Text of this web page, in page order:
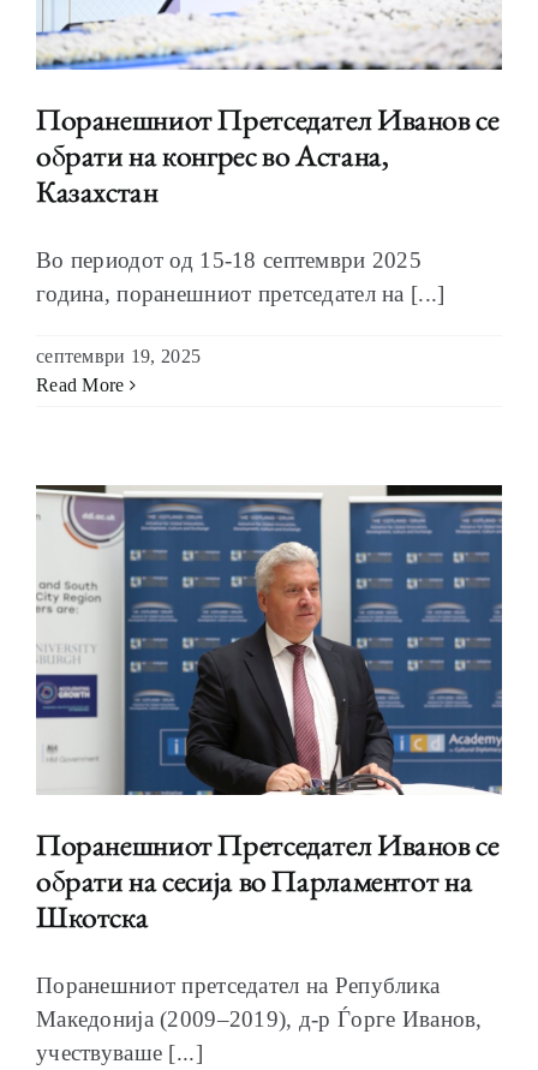
Поранешниот Претседател Иванов се
обрати на конгрес во Астана,
Казахстан
Во периодот од 15-18 септември 2025
година, поранешниот претседател на [...]
септември 19, 2025
Read More
Поранешниот Претседател Иванов се
обрати на сесија во Парламентот на
Шкотска
Поранешниот претседател на Република
Македонија (2009–2019), д-р Ѓорге Иванов,
учествуваше [...]